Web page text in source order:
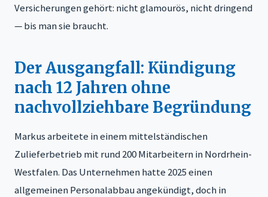
Versicherungen gehört: nicht glamourös, nicht dringend
— bis man sie braucht.
Der Ausgangfall: Kündigung
nach 12 Jahren ohne
nachvollziehbare Begründung
Markus arbeitete in einem mittelständischen
Zulieferbetrieb mit rund 200 Mitarbeitern in Nordrhein-
Westfalen. Das Unternehmen hatte 2025 einen
allgemeinen Personalabbau angekündigt, doch in